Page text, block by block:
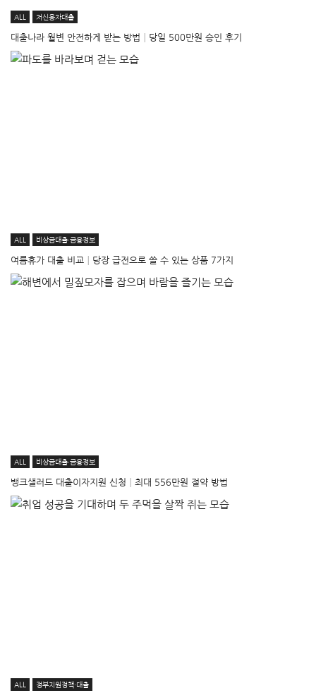
ALL 저신용자대출
대출나라 월변 안전하게 받는 방법│당일 500만원 승인 후기
ALL 비상금대출·금융정보
여름휴가 대출 비교│당장 급전으로 쓸 수 있는 상품 7가지
ALL 비상금대출·금융정보
뱅크샐러드 대출이자지원 신청│최대 556만원 절약 방법
ALL 정부지원정책·대출